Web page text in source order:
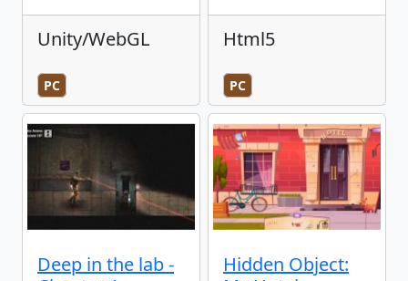
Unity/WebGL
PC
Html5
PC
Deep in the lab -
Hidden Object: